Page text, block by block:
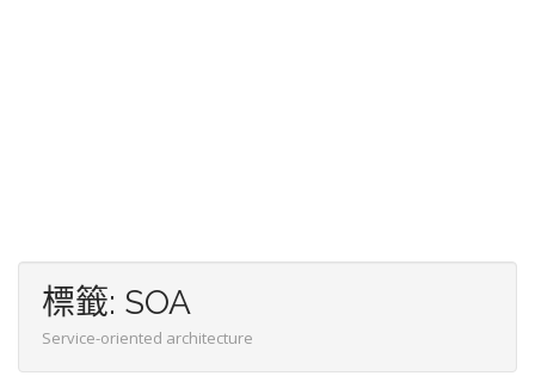
標籤: SOA
Service-oriented architecture